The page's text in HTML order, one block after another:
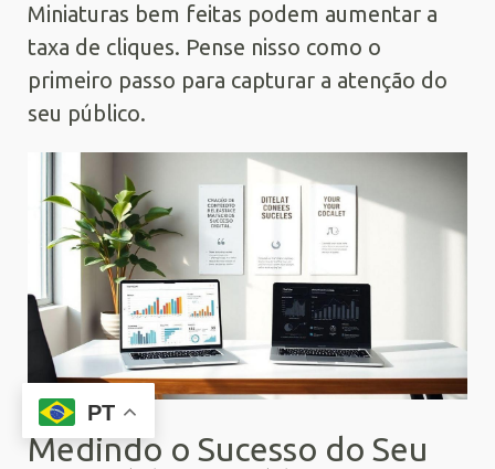
Miniaturas bem feitas podem aumentar a
taxa de cliques. Pense nisso como o
primeiro passo para capturar a atenção do
seu público.
Medindo o Sucesso do Seu
PT